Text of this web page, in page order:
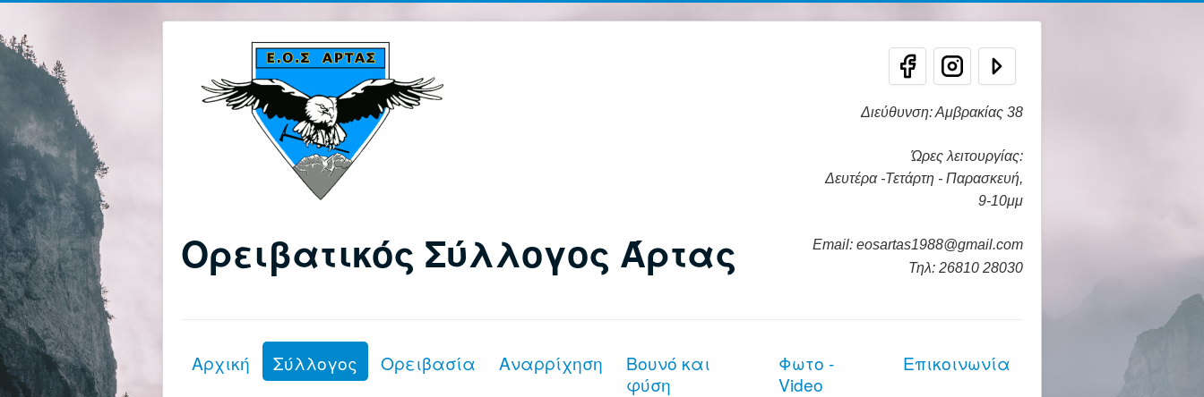
Ορειβατικός Σύλλογος Άρτας
Διεύθυνση: Αμβρακίας 38
Ώρες λειτουργίας:
Δευτέρα -Τετάρτη - Παρασκευή,
9-10μμ
Email: eosartas1988@gmail.com
Τηλ: 26810 28030
Αρχική Σύλλογος Ορειβασία Αναρρίχηση
Βουνό και
φύση
Φωτο -
Video
Επικοινωνία